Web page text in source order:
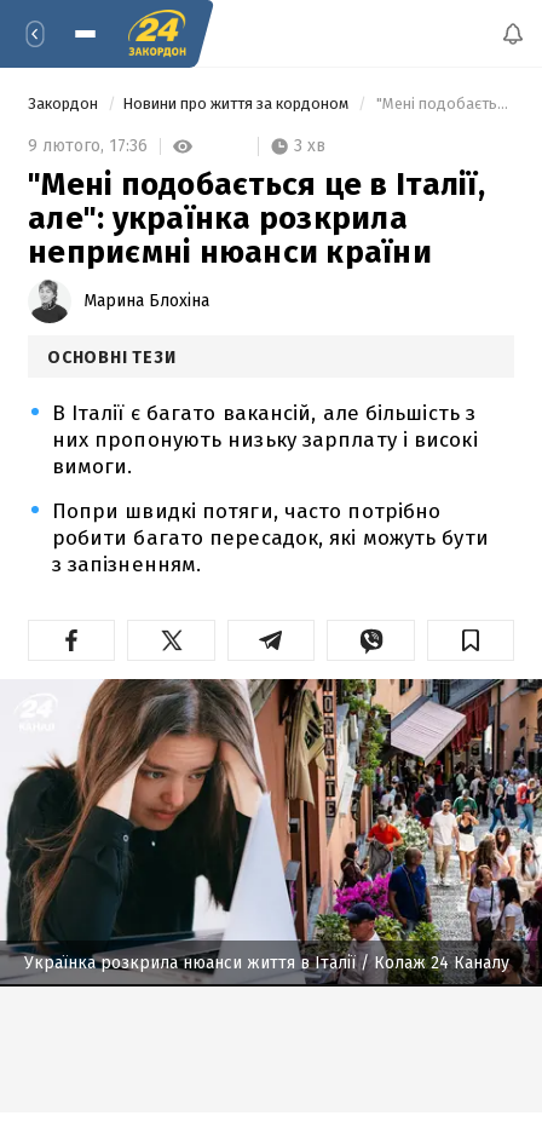
Закордон Новини про життя за кордоном "Мені подобається це в Італії, але": українка розкрила неприємні нюанси країни
9 лютого, 17:36 3 хв
"Мені подобається це в Італії,
але": українка розкрила
неприємні нюанси країни
Марина Блохіна
ОСНОВНІ ТЕЗИ
В Італії є багато вакансій, але більшість з
них пропонують низьку зарплату і високі
вимоги.
Попри швидкі потяги, часто потрібно
робити багато пересадок, які можуть бути
з запізненням.
Українка розкрила нюанси життя в Італії/ Колаж 24 Каналу